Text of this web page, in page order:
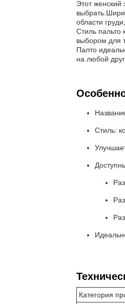
Этот
области
Стиль пальто
выбором для
Палто
на любой
Стиль:
Категория